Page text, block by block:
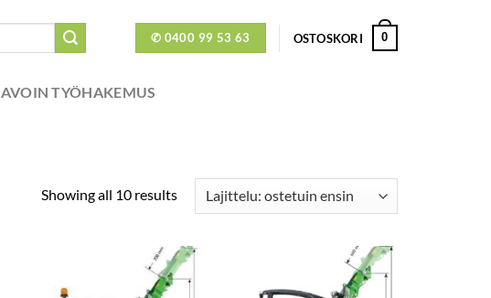
✆ 0400 99 53 63 OSTOSKORI 0
AVOIN TYÖHAKEMUS
Showing all 10 results